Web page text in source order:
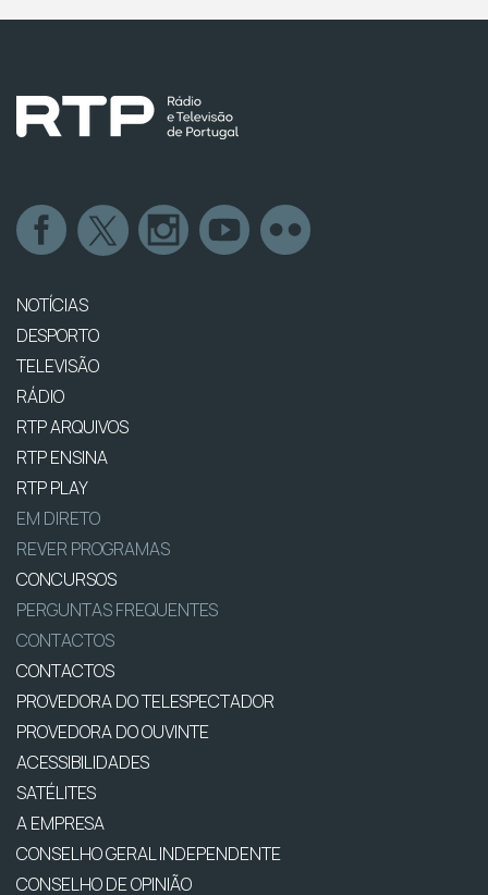
NOTÍCIAS
DESPORTO
TELEVISÃO
RÁDIO
RTP ARQUIVOS
RTP ENSINA
RTP PLAY
EM DIRETO
REVER PROGRAMAS
CONCURSOS
PERGUNTAS FREQUENTES
CONTACTOS
CONTACTOS
PROVEDORA DO TELESPECTADOR
PROVEDORA DO OUVINTE
ACESSIBILIDADES
SATÉLITES
A EMPRESA
CONSELHO GERAL INDEPENDENTE
CONSELHO DE OPINIÃO